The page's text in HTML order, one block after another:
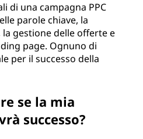
di una campagna PPC
parole chiave, la
gestione delle offerte e
page. Ognuno di
per il successo della
se la mia
successo?